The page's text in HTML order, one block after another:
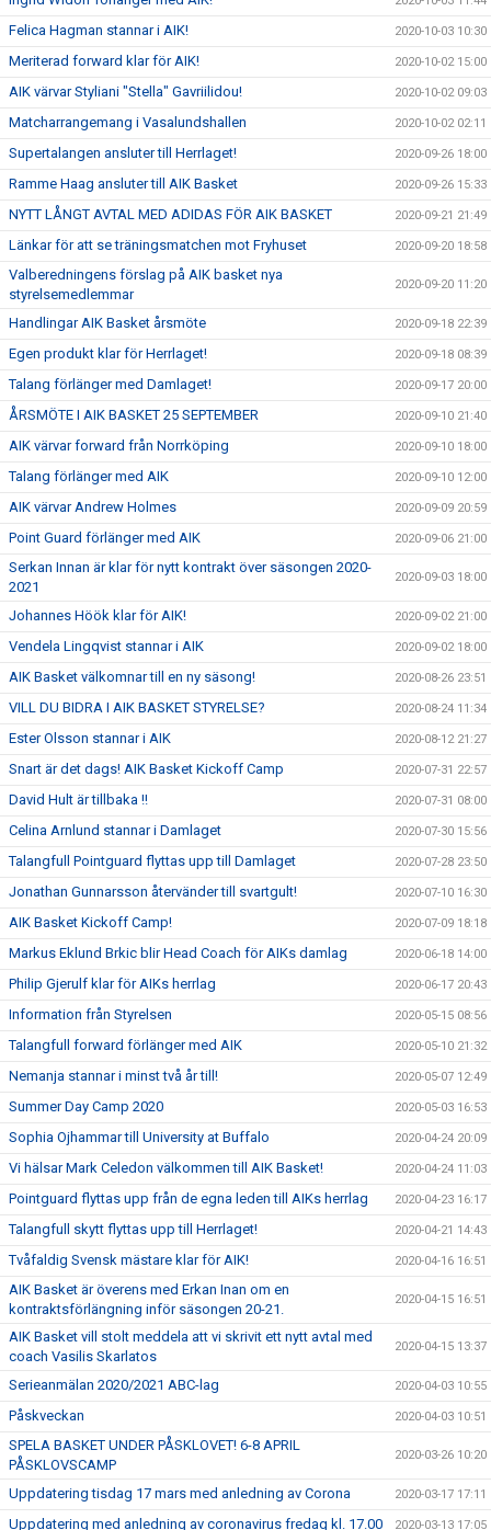
Felica Hagman stannar i AIK! 2020-10-03 10:30
Meriterad forward klar för AIK! 2020-10-02 15:00
AIK värvar Styliani "Stella" Gavriilidou! 2020-10-02 09:03
Matcharrangemang i Vasalundshallen 2020-10-02 02:11
Supertalangen ansluter till Herrlaget! 2020-09-26 18:00
Ramme Haag ansluter till AIK Basket 2020-09-26 15:33
NYTT LÅNGT AVTAL MED ADIDAS FÖR AIK BASKET 2020-09-21 21:49
Länkar för att se träningsmatchen mot Fryhuset 2020-09-20 18:58
Valberedningens förslag på AIK basket nya
styrelsemedlemmar
2020-09-20 11:20
Handlingar AIK Basket årsmöte 2020-09-18 22:39
Egen produkt klar för Herrlaget! 2020-09-18 08:39
Talang förlänger med Damlaget! 2020-09-17 20:00
ÅRSMÖTE I AIK BASKET 25 SEPTEMBER 2020-09-10 21:40
AIK värvar forward från Norrköping 2020-09-10 18:00
Talang förlänger med AIK 2020-09-10 12:00
AIK värvar Andrew Holmes 2020-09-09 20:59
Point Guard förlänger med AIK 2020-09-06 21:00
Serkan Innan är klar för nytt kontrakt över säsongen 2020-
2021
2020-09-03 18:00
Johannes Höök klar för AIK! 2020-09-02 21:00
Vendela Lingqvist stannar i AIK 2020-09-02 18:00
AIK Basket välkomnar till en ny säsong! 2020-08-26 23:51
VILL DU BIDRA I AIK BASKET STYRELSE? 2020-08-24 11:34
Ester Olsson stannar i AIK 2020-08-12 21:27
Snart är det dags! AIK Basket Kickoff Camp 2020-07-31 22:57
David Hult är tillbaka !! 2020-07-31 08:00
Celina Arnlund stannar i Damlaget 2020-07-30 15:56
Talangfull Pointguard flyttas upp till Damlaget 2020-07-28 23:50
Jonathan Gunnarsson återvänder till svartgult! 2020-07-10 16:30
AIK Basket Kickoff Camp! 2020-07-09 18:18
Markus Eklund Brkic blir Head Coach för AIKs damlag 2020-06-18 14:00
Philip Gjerulf klar för AIKs herrlag 2020-06-17 20:43
Information från Styrelsen 2020-05-15 08:56
Talangfull forward förlänger med AIK 2020-05-10 21:32
Nemanja stannar i minst två år till! 2020-05-07 12:49
Summer Day Camp 2020 2020-05-03 16:53
Sophia Ojhammar till University at Buffalo 2020-04-24 20:09
Vi hälsar Mark Celedon välkommen till AIK Basket! 2020-04-24 11:03
Pointguard flyttas upp från de egna leden till AIKs herrlag 2020-04-23 16:17
Talangfull skytt flyttas upp till Herrlaget! 2020-04-21 14:43
Tvåfaldig Svensk mästare klar för AIK! 2020-04-16 16:51
AIK Basket är överens med Erkan Inan om en
kontraktsförlängning inför säsongen 20-21.
2020-04-15 16:51
AIK Basket vill stolt meddela att vi skrivit ett nytt avtal med
coach Vasilis Skarlatos
2020-04-15 13:37
Serieanmälan 2020/2021 ABC-lag 2020-04-03 10:55
Påskveckan 2020-04-03 10:51
SPELA BASKET UNDER PÅSKLOVET! 6-8 APRIL
PÅSKLOVSCAMP
2020-03-26 10:20
Uppdatering tisdag 17 mars med anledning av Corona 2020-03-17 17:11
Uppdatering med anledning av coronavirus fredag kl. 17.00 2020-03-13 17:05